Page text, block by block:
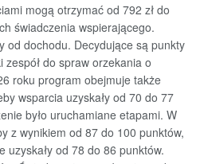
mogą otrzymać od 792 zł do
świadczenia wspierającego.
od dochodu. Decydujące są punkty
do spraw orzekania o
roku program obejmuje także
wsparcia uzyskały od 70 do 77
było uruchamiane etapami. W
z wynikiem od 87 do 100 punktów,
uzyskały od 78 do 86 punktów.